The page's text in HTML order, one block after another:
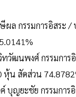
ผล กรรมการอิสระ
ทวัฒนพงศ์ กรรมกา
หุ้น สัดส่วน
บุญยะชัย กรรมกา